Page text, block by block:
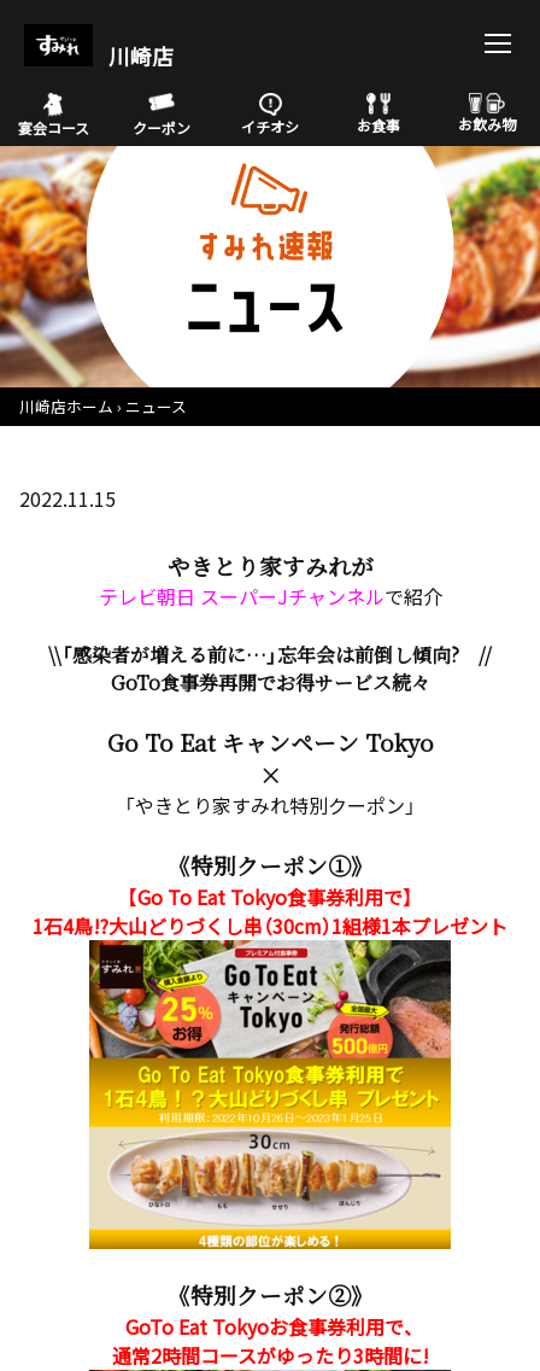
川崎店
宴会コース クーポン イチオシ お食事 お飲み物
川崎店ホーム ニュース
2022.11.15
やきとり家すみれが
テレビ朝日 スーパーJチャンネルで紹介
\\「感染者が増える前に…」忘年会は前倒し傾向? //
GoTo食事券再開でお得サービス続々
Go To Eat キャンペーン Tokyo
×
「やきとり家すみれ特別クーポン」
《特別クーポン①》
【Go To Eat Tokyo食事券利用で】
1石4鳥!?大山どりづくし串（30cm）1組様1本プレゼント
《特別クーポン②》
GoTo Eat Tokyoお食事券利用で、
通常2時間コースがゆったり3時間に!